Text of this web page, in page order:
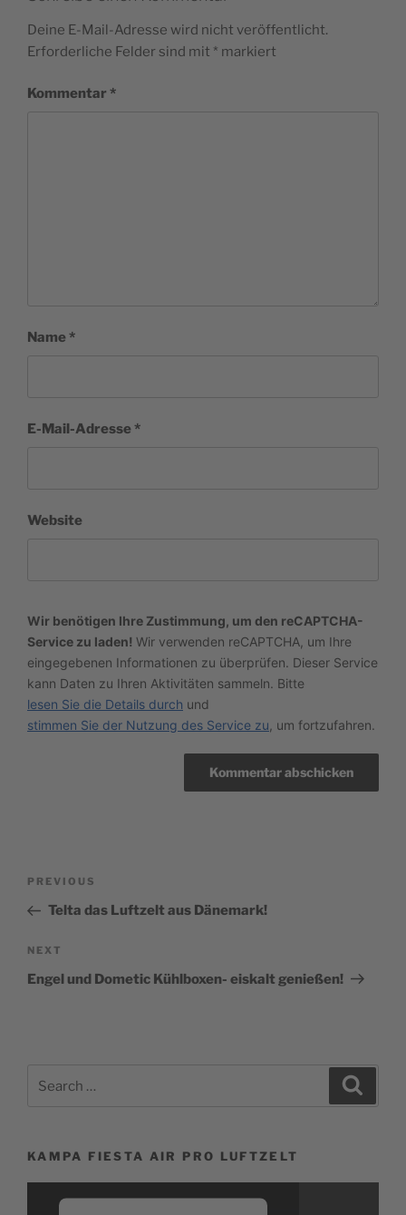
Deine E-Mail-Adresse wird nicht veröffentlicht.
Erforderliche Felder sind mit * markiert
Kommentar *
Name*
E-Mail-Adresse*
Website
Wir benötigen Ihre Zustimmung, um den reCAPTCHA-
Service zu laden! Wir verwenden reCAPTCHA, um Ihre
eingegebenen Informationen zu überprüfen. Dieser Service
kann Daten zu Ihren Aktivitäten sammeln. Bitte
lesen Sie die Details durch und
stimmen Sie der Nutzung des Service zu , um fortzufahren.
Previous
Post
PREVIOUS
Telta das Luftzelt aus Dänemark!
Next
Post
NEXT
Engel und Dometic Kühlboxen- eiskalt genießen!
KAMPA FIESTA AIR PRO LUFTZELT